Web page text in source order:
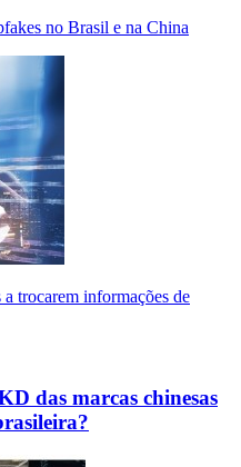
no Brasil e na China
trocarem informações de
das marcas chinesas